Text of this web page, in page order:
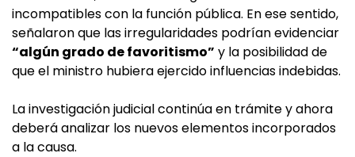
incompatibles con la función pública. En ese sentido,
señalaron que las irregularidades podrían evidenciar
“algún grado de favoritismo” y la posibilidad de
que el ministro hubiera ejercido influencias indebidas.
La investigación judicial continúa en trámite y ahora
deberá analizar los nuevos elementos incorporados
a la causa.